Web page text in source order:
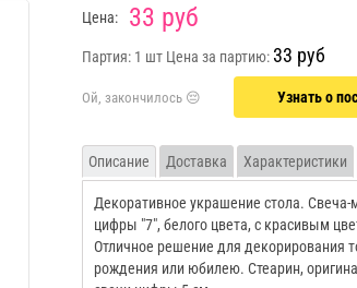
Цена: 33 руб
Партия: 1 шт Цена за партию: 33 руб
Узнать о
Описание Доставка Характеристики
Декоративное украшение стола.
цифры "7", белого цвета, с красивым
Отличное решение для декорирования
рождения или юбилею. Стеарин,